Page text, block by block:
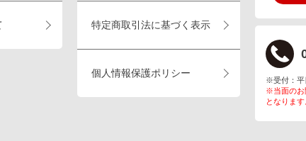
特定商取引法に基づく表示
個人情報保護ポリシー
※受付：平
※当面のお
となります